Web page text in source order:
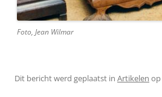
Foto, Jean Wilmar
Dit bericht werd geplaatst in Artikelen op